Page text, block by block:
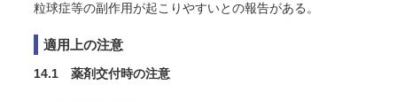
粒球症等の副作用が起こりやすいとの報告がある。
適用上の注意
14.1 薬剤交付時の注意